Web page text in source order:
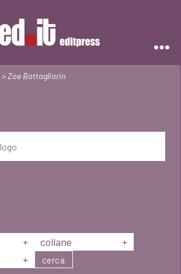
> Zoe Battagliarin
+ collane
+
+ cerca